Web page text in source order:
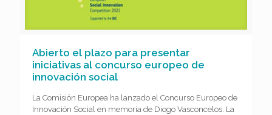
Abierto el plazo para presentar
iniciativas al concurso europeo de
innovación social
La Comisión Europea ha lanzado el Concurso Europeo de
Innovación Social en memoria de Diogo Vasconcelos. La